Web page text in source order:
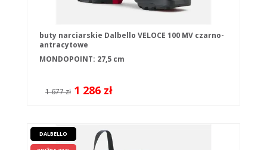
buty narciarskie Dalbello VELOCE 100 MV czarno-
antracytowe
MONDOPOINT: 27,5 cm
1 677 zł 1 286 zł
DALBELLO